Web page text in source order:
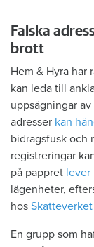
Falska
brott
Hem & Hyra har
kan leda till
uppsägningar
adresser kan
bidragsfusk och
registreringar
på pappret lever
lägenheter,
hos Skatteverket
En grupp som